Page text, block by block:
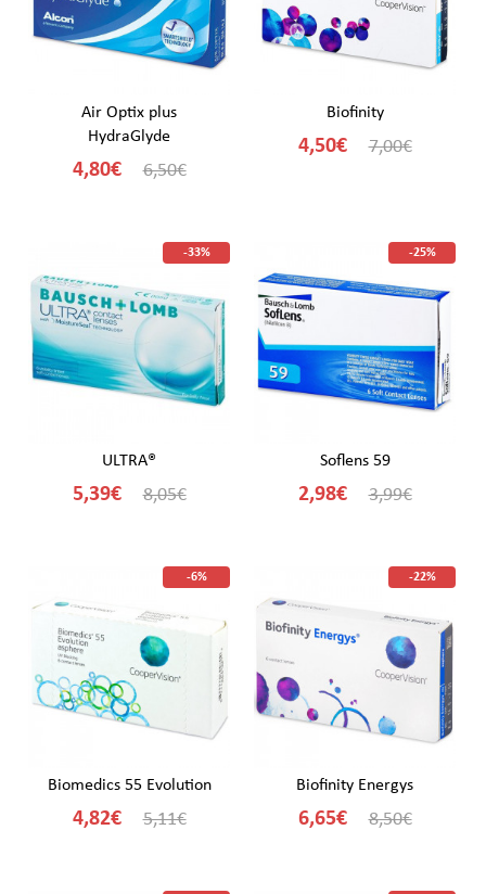
Air Optix plus
HydraGlyde
4,80€ 6,50€
Biofinity
4,50€ 7,00€
-33%
ULTRA®
5,39€ 8,05€
-25%
Soflens 59
2,98€ 3,99€
-6%
Biomedics 55 Evolution
4,82€ 5,11€
-22%
Biofinity Energys
6,65€ 8,50€